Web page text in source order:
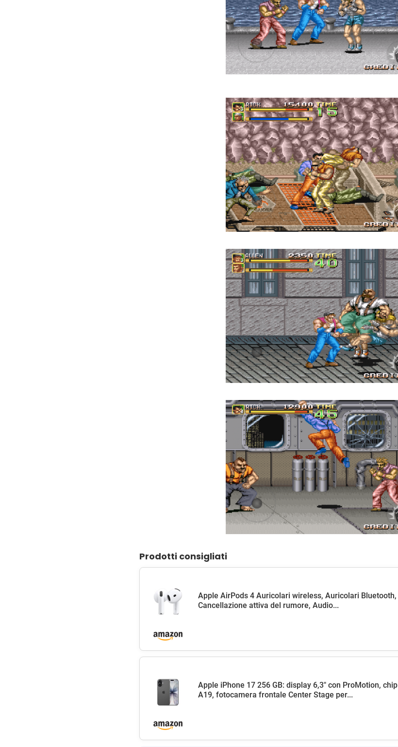
Prodotti consigliati
Apple AirPods 4 Auricolari wireless, Auricolari Bluetooth,
Cancellazione attiva del rumore, Audio...
Apple iPhone 17 256 GB: display 6,3" con ProMotion, chip
A19, fotocamera frontale Center Stage per...